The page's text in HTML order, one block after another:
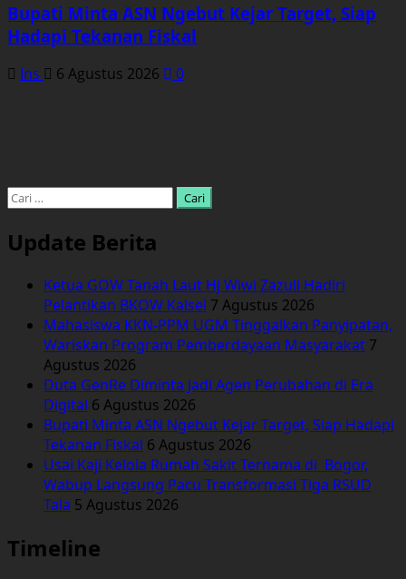
Bupati Minta ASN Ngebut Kejar Target, Siap
Hadapi Tekanan Fiskal
Ins 6 Agustus 2026 0
Cari
Update Berita
Ketua GOW Tanah Laut Hj Wiwi Zazuli Hadiri
Pelantikan BKOW Kalsel 7 Agustus 2026
Mahasiswa KKN-PPM UGM Tinggalkan Panyipatan,
Wariskan Program Pemberdayaan Masyarakat 7
Agustus 2026
Duta GenRe Diminta Jadi Agen Perubahan di Era
Digital 6 Agustus 2026
Bupati Minta ASN Ngebut Kejar Target, Siap Hadapi
Tekanan Fiskal 6 Agustus 2026
Usai Kaji Kelola Rumah Sakit Ternama di Bogor,
Wabup Langsung Pacu Transformasi Tiga RSUD
Tala 5 Agustus 2026
Timeline